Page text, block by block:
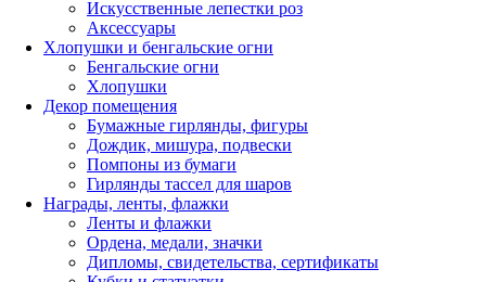
Искусственные лепестки роз
Аксессуары
Хлопушки и бенгальские огни
Бенгальские огни
Хлопушки
Декор помещения
Бумажные гирлянды, фигуры
Дождик, мишура, подвески
Помпоны из бумаги
Гирлянды тассел для шаров
Награды, ленты, флажки
Ленты и флажки
Ордена, медали, значки
Дипломы, свидетельства, сертификаты